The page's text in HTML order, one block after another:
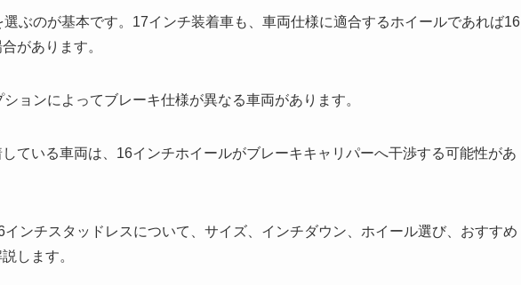
ぶのが基本です。17インチ装着車も、車両仕様に適合するホイールであれば16
があります。
ョンによってブレーキ仕様が異なる車両があります。
ている車両は、16インチホイールがブレーキキャリパーへ干渉する可能性があ
ンチスタッドレスについて、サイズ、インチダウン、ホイール選び、おすすめ
します。